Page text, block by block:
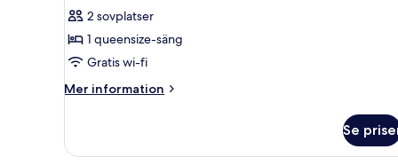
Deluxe
dubbelrum
-
terrass
2 sovplatser
1 queensize-säng
Gratis wi-fi
Mer information
Mer
dubbelrum
Se